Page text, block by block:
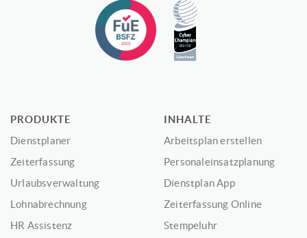
PRODUKTE
Dienstplaner
Zeiterfassung
Urlaubsverwaltung
Lohnabrechnung
HR Assistenz
INHALTE
Arbeitsplan erstellen
Personaleinsatzplanung
Dienstplan App
Zeiterfassung Online
Stempeluhr